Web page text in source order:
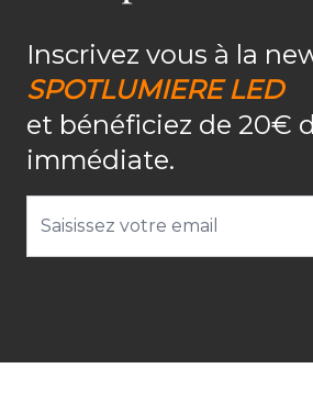
Inscrivez vous à la
SPOTLUMIERE LED
et bénéficiez de 20€
immédiate.